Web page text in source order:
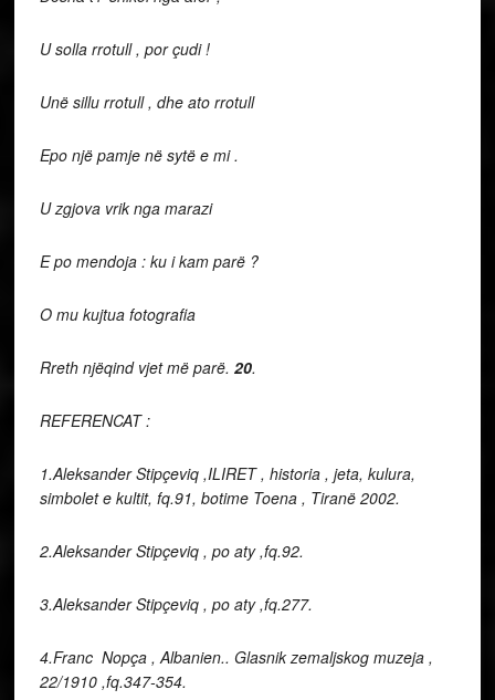
U solla rrotull , por çudi !
Unë sillu rrotull , dhe ato rrotull
Epo një pamje në sytë e mi .
U zgjova vrik nga marazi
E po mendoja : ku i kam parë ?
O mu kujtua fotografia
Rreth njëqind vjet më parë. 20.
REFERENCAT :
1.Aleksander Stipçeviq ,ILIRET , historia , jeta, kulura,
simbolet e kultit, fq.91, botime Toena , Tiranë 2002.
2.Aleksander Stipçeviq , po aty ,fq.92.
3.Aleksander Stipçeviq , po aty ,fq.277.
4.Franc Nopça , Albanien.. Glasnik zemaljskog muzeja ,
22/1910 ,fq.347-354.